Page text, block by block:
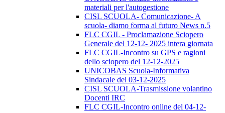
materiali per l'autogestione
CISL SCUOLA- Comunicazione- A
scuola- diamo forma al futuro News n.5
FLC CGIL - Proclamazione Sciopero
Generale del 12-12- 2025 intera giornata
FLC CGIL-Incontro su GPS e ragioni
dello sciopero del 12-12-2025
UNICOBAS Scuola-Informativa
Sindacale del 03-12-2025
CISL SCUOLA-Trasmissione volantino
Docenti IRC
FLC CGIL-Incontro online del 04-12-